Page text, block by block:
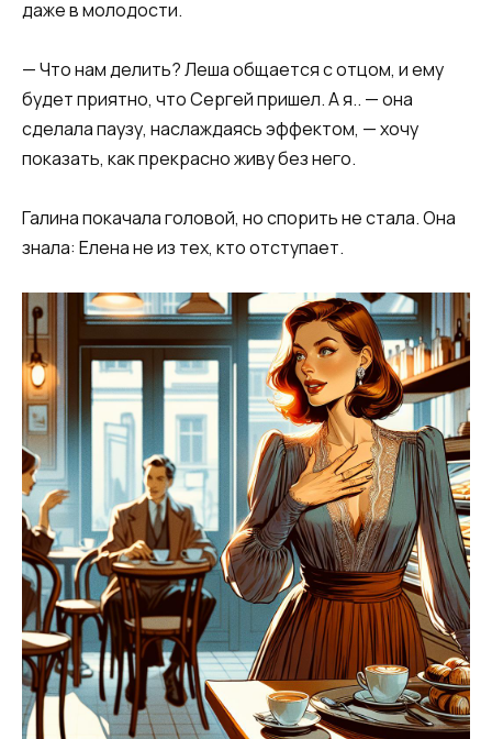
даже в молодости.​
​— Что нам делить? Леша общается с отцом, и ему
будет приятно, что Сергей пришел. А я.. — она
сделала паузу, наслаждаясь эффектом, — хочу
показать, как прекрасно живу без него.​
​Галина покачала головой, но спорить не стала. Она
знала: Елена не из тех, кто отступает.​